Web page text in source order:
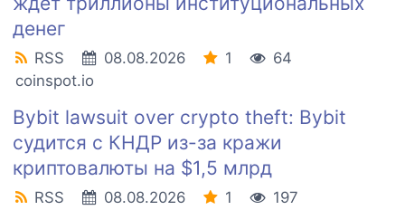
денег
RSS 08.08.2026 1
64
coinspot.io
Bybit lawsuit over crypto theft: Bybit
судится с КНДР из-за кражи
криптовалюты на $1,5 млрд
RSS 08.08.2026 1
197